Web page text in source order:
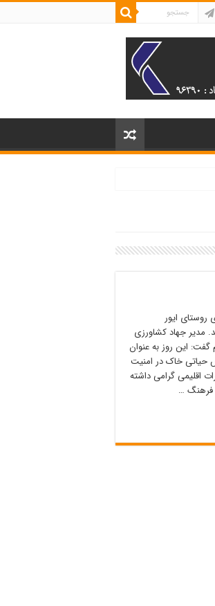
ایور
مدیر جهاد کشاورزی
این روز به عنوان
حیاتی خاک در امنیت
اقلیمی گرامی داشته
فرهنگ …